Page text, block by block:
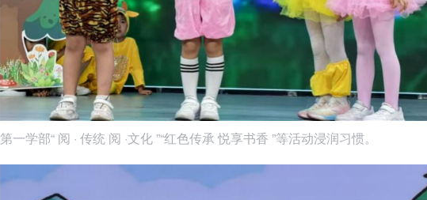
第一学部“ 阅 · 传统 阅 ·文化 ”“红色传承 悦享书香 ”等活动浸润习惯。